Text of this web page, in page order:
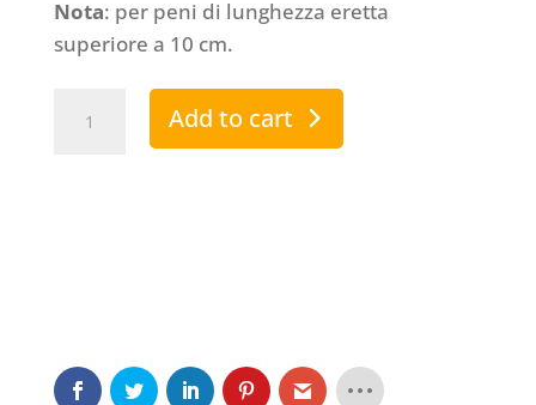
Nota: per peni di lunghezza eretta
superiore a 10 cm.
Gold
Add to cart